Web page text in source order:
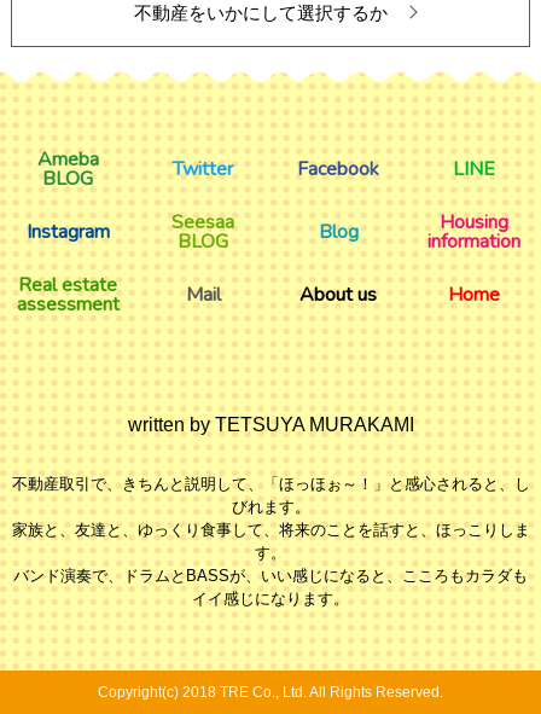
不動産をいかにして選択するか
Ameba
BLOG Twitter Facebook LINE
Instagram Seesaa
BLOG Blog Housing
information
Real estate
assessment Mail About us Home
written by TETSUYA MURAKAMI
不動産取引で、きちんと説明して、「ほっほぉ～！」と感心されると、し
びれます。
家族と、友達と、ゆっくり食事して、将来のことを話すと、ほっこりしま
す。
バンド演奏で、ドラムとBASSが、いい感じになると、こころもカラダも
イイ感じになります。
Copyright(c) 2018 TRE Co., Ltd. All Rights Reserved.